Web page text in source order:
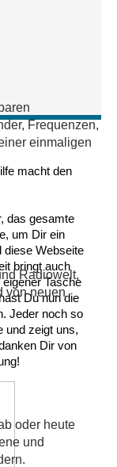
Frequenzen,
einmaligen
Radiowelt,
von neuen
oder heute
und
macht den
das gesamte
um Dir ein
diese Webseite
bringt auch
Tasche
Du nun die
Jeder noch so
und zeigt uns,
Dir von